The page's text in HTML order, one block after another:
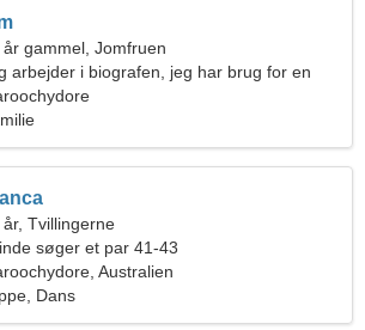
år gammel, Jomfruen
arbejder i biografen, jeg har brug for en
kvinde
år, Tvillingerne
søger et par 41-43
Australien
Dans